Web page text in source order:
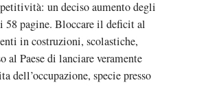
un deciso aumento degli
58 pagine. Bloccare il deficit al
in costruzioni, scolastiche,
al Paese di lanciare veramente
dell’occupazione, specie presso